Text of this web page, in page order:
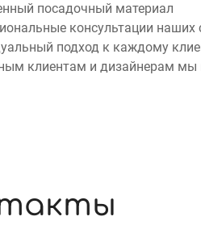
посадочный материал
консультации наших
подход к каждому
клиентам и дизайнерам мы